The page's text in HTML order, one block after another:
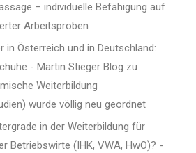
– individuelle Befähigung auf
Arbeitsproben
in Österreich und in Deutschland:
- Martin Stieger Blog zu
Weiterbildung
wurde völlig neu geordnet
in der Weiterbildung für
Betriebswirte (IHK, VWA, HwO)? -